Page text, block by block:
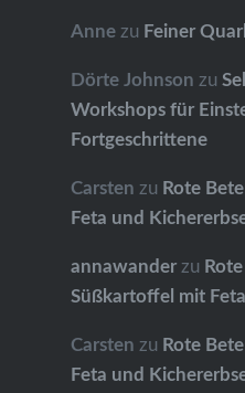
Annezu Feiner
Dörte Johnson zu
Workshops für
Fortgeschrittene
Carsten zu Rote
Feta und
annawanderzu
Süßkartoffel mit
Carsten zu Rote
Feta und